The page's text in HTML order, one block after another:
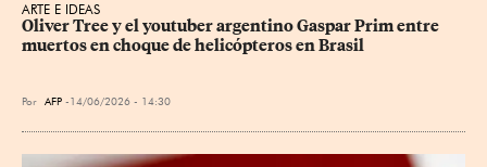
ARTE E IDEAS
Oliver Tree y el youtuber argentino Gaspar Prim entre
muertos en choque de helicópteros en Brasil
Por AFP 14/06/2026 - 14:30